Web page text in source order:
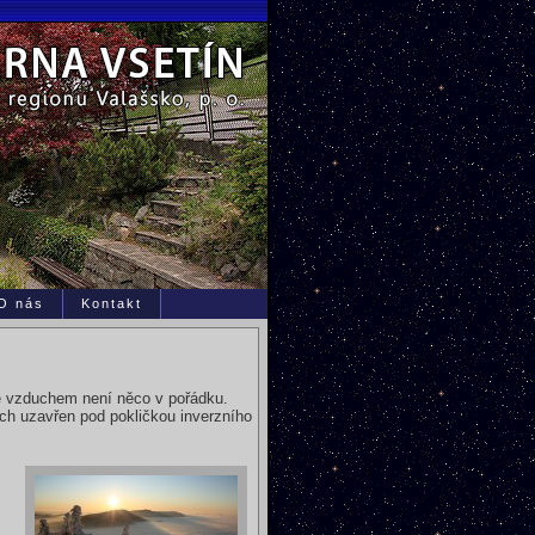
nás Kontakt
není něco v pořádku.
uzavřen pod pokličkou inverzního